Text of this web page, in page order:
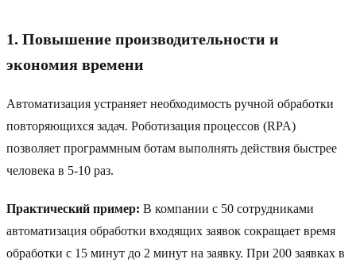
1. Повышение производительности и
экономия времени
Автоматизация устраняет необходимость ручной обработки
повторяющихся задач. Роботизация процессов (RPA)
позволяет программным ботам выполнять действия быстрее
человека в 5-10 раз.
Практический пример: В компании с 50 сотрудниками
автоматизация обработки входящих заявок сокращает время
обработки с 15 минут до 2 минут на заявку. При 200 заявках в